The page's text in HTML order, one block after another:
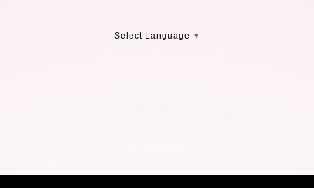
Select Language ▼